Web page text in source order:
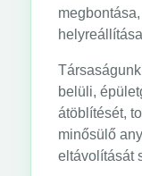
belüli,
átöblítését,
minősülő
eltávolítását